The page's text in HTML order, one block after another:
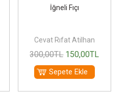
İğneli Fıçı
Cevat Rıfat Atilhan
300,00TL 150,00TL
Sepete Ekle